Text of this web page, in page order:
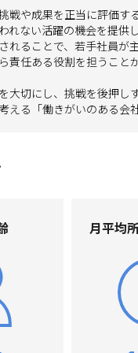
戦や成果を正当に評価す
れない活躍の機会を提供
れることで、若手社員が
責任ある役割を担うこと
大切にし、挑戦を後押し
える「働きがいのある会
⽉平均